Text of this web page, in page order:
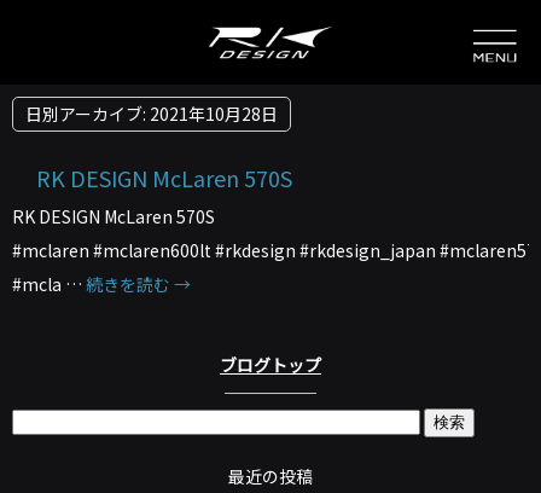
日別アーカイブ: 2021年10月28日
RK DESIGN McLaren 570S
RK DESIGN McLaren 570S
#mclaren #mclaren600lt #rkdesign #rkdesign_japan
#mcla … 続きを読む →
ブログトップ
最近の投稿